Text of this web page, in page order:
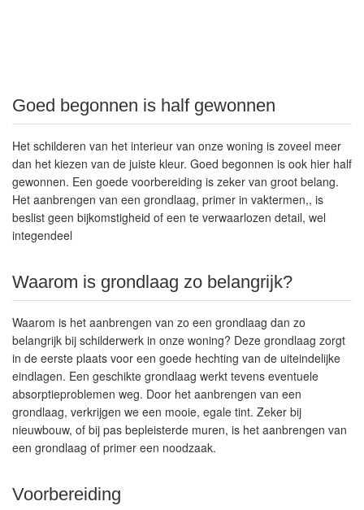
Goed begonnen is half gewonnen
Het schilderen van het interieur van onze woning is zoveel meer
dan het kiezen van de juiste kleur. Goed begonnen is ook hier half
gewonnen. Een goede voorbereiding is zeker van groot belang.
Het aanbrengen van een grondlaag, primer in vaktermen,, is
beslist geen bijkomstigheid of een te verwaarlozen detail, wel
integendeel
Waarom is grondlaag zo belangrijk?
Waarom is het aanbrengen van zo een grondlaag dan zo
belangrijk bij schilderwerk in onze woning? Deze grondlaag zorgt
in de eerste plaats voor een goede hechting van de uiteindelijke
eindlagen. Een geschikte grondlaag werkt tevens eventuele
absorptieproblemen weg. Door het aanbrengen van een
grondlaag, verkrijgen we een mooie, egale tint. Zeker bij
nieuwbouw, of bij pas bepleisterde muren, is het aanbrengen van
een grondlaag of primer een noodzaak.
Voorbereiding